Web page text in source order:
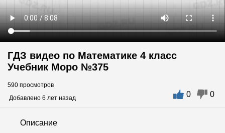
ГДЗ видео по Математике 4 класс
Учебник Моро №375
590 просмотров
Добавлено 6 лет назад
0 0
Описание